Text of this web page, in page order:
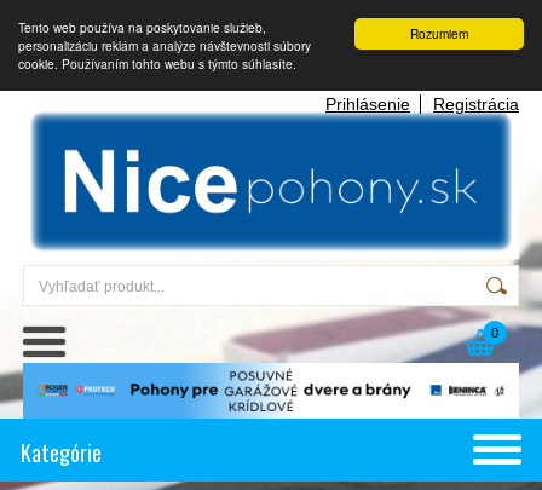
Rozumiem
Tento web používa na poskytovanie služieb,
personalizáciu reklám a analýze návštevnosti súbory
cookie. Používaním tohto webu s týmto súhlasíte.
Prihlásenie Registrácia
0
Kategórie